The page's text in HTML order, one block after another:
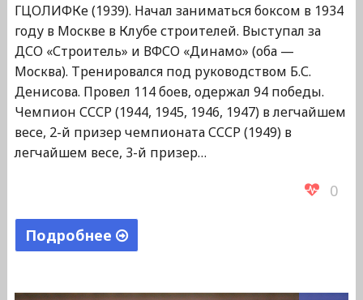
ГЦОЛИФКе (1939). Начал заниматься боксом в 1934
году в Москве в Клубе строителей. Выступал за
ДСО «Строитель» и ВФСО «Динамо» (оба —
Москва). Тренировался под руководством Б.С.
Денисова. Провел 114 боев, одержал 94 победы.
Чемпион СССР (1944, 1945, 1946, 1947) в легчайшем
весе, 2-й призер чемпионата СССР (1949) в
легчайшем весе, 3-й призер…
0
Подробнее